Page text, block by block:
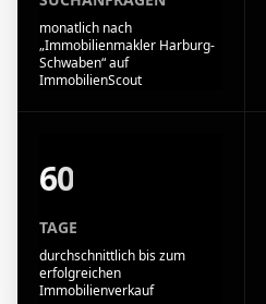
monatlich nach
„Immobilienmakler Harburg-
Schwaben“ auf
ImmobilienScout
60
TAGE
durchschnittlich bis zum
erfolgreichen
Immobilienverkauf